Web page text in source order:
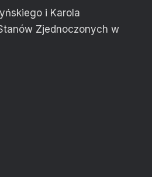
i Karola
Zjednoczonych w